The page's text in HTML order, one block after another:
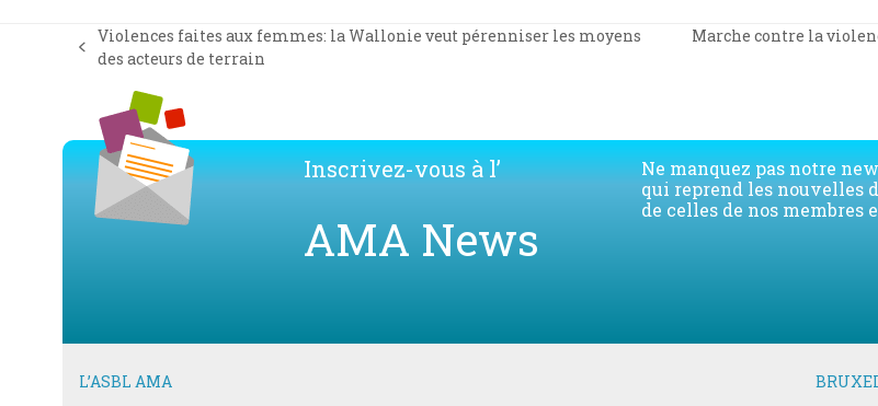
previous
Violences faites aux femmes: la Wallonie veut pérenniser les moyens
des acteurs de terrain
Marche contre la
Inscrivez-vous à l’
AMA News
Ne manquez pas notre
qui reprend les nouvelles
de celles de nos membres
L’ASBL AMA